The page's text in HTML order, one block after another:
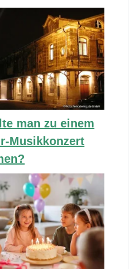
man zu einem
Musikkonzert